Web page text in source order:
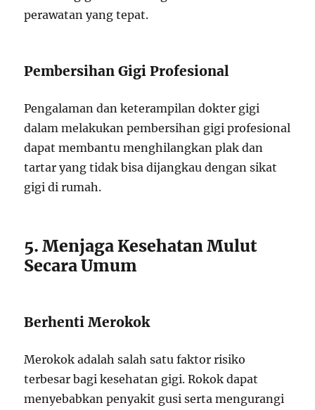
perawatan yang tepat.
Pembersihan Gigi Profesional
Pengalaman dan keterampilan dokter gigi
dalam melakukan pembersihan gigi profesional
dapat membantu menghilangkan plak dan
tartar yang tidak bisa dijangkau dengan sikat
gigi di rumah.
5. Menjaga Kesehatan Mulut
Secara Umum
Berhenti Merokok
Merokok adalah salah satu faktor risiko
terbesar bagi kesehatan gigi. Rokok dapat
menyebabkan penyakit gusi serta mengurangi